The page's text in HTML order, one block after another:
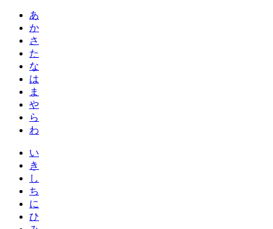
あ
か
さ
た
な
は
ま
や
ら
わ
い
き
し
ち
に
ひ